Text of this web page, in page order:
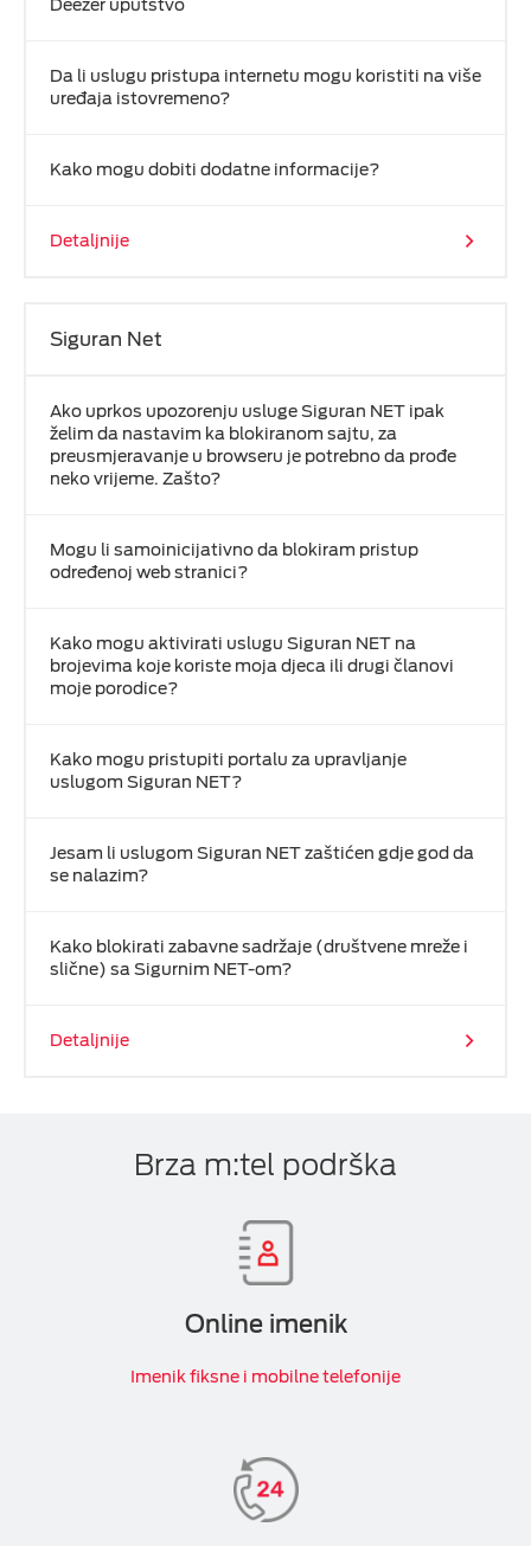
Telefonski imenik
DOKUMENTA
M:TEL APLIKACIJE
Deezer uputstvo
Da li uslugu pristupa internetu mogu koristiti na više
uređaja istovremeno?
Kako mogu dobiti dodatne informacije?
Detaljnije
Siguran Net
Ako uprkos upozorenju usluge Siguran NET ipak
želim da nastavim ka blokiranom sajtu, za
preusmjeravanje u browseru je potrebno da prođe
neko vrijeme. Zašto?
Mogu li samoinicijativno da blokiram pristup
određenoj web stranici?
Kako mogu aktivirati uslugu Siguran NET na
brojevima koje koriste moja djeca ili drugi članovi
moje porodice?
Kako mogu pristupiti portalu za upravljanje
uslugom Siguran NET?
Jesam li uslugom Siguran NET zaštićen gdje god da
se nalazim?
Kako blokirati zabavne sadržaje (društvene mreže i
slične) sa Sigurnim NET-om?
Detaljnije
Brza m:tel podrška
Online imenik
Imenik fiksne i mobilne telefonije